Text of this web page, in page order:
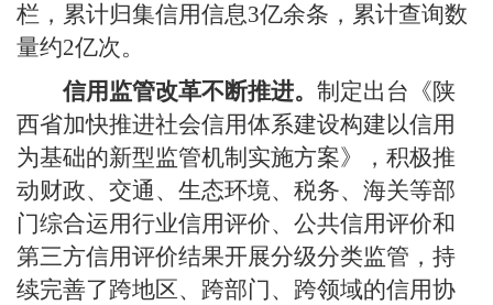
栏，累计归集信用信息3亿余条，累计查询数
量约2亿次。
信用监管改革不断推进。 制定出台《陕
西省加快推进社会信用体系建设构建以信用
为基础的新型监管机制实施方案》，积极推
动财政、交通、生态环境、税务、海关等部
门综合运用行业信用评价、公共信用评价和
第三方信用评价结果开展分级分类监管，持
续完善了跨地区、跨部门、跨领域的信用协